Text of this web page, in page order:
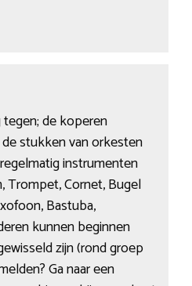
de koperen
stukken van orkesten
instrumenten
Trompet, Cornet, Bugel
Bastuba,
kunnen beginnen
zijn (rond groep
Ga naar een